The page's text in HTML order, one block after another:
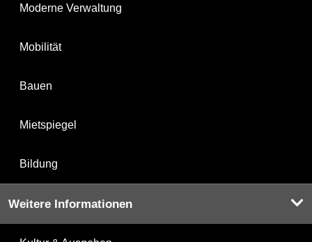
Moderne Verwaltung
Mobilität
Bauen
Mietspiegel
Bildung
Weitere Informationen